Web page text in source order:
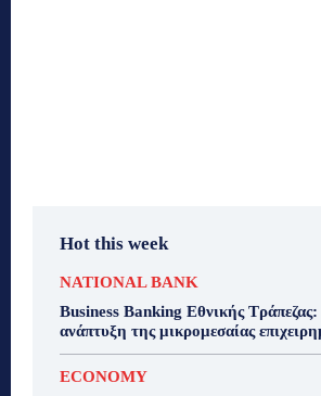
Hot this week
NATIONAL BANK
Business Banking Εθνικής Τράπεζας:
ανάπτυξη της μικρομεσαίας
ECONOMY